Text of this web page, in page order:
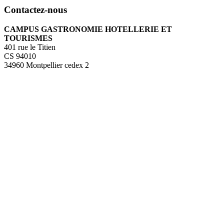
Contactez-nous
CAMPUS GASTRONOMIE HOTELLERIE ET
TOURISMES
401 rue le Titien
CS 94010
34960 Montpellier cedex 2